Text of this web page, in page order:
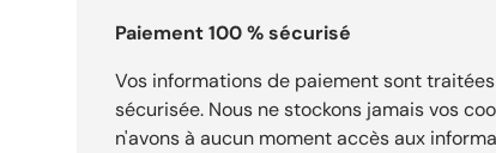
Paiement 100 % sécurisé
Vos informations de paiement sont
sécurisée. Nous ne stockons jamais vos
n'avons à aucun moment accès aux